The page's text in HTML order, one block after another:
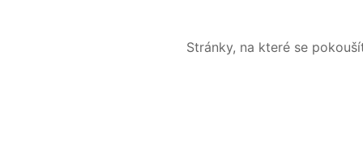
Stránky, na které se